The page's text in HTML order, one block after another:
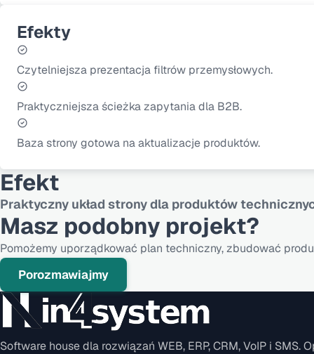
Efekty
Czytelniejsza prezentacja filtrów przemysłowych.
Praktyczniejsza ścieżka zapytania dla B2B.
Baza strony gotowa na aktualizacje produktów.
Efekt
Praktyczny układ strony dla produktów
Masz podobny projekt?
Pomożemy uporządkować plan techniczny, zbudować
Porozmawiajmy
Software house dla rozwiązań WEB, ERP, CRM, VoIP i